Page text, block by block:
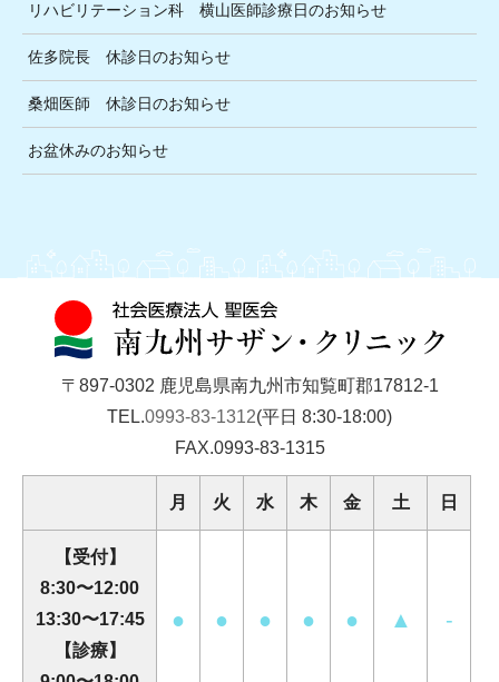
リハビリテーション科 横山医師診療日のお知らせ
佐多院長 休診日のお知らせ
桑畑医師 休診日のお知らせ
お盆休みのお知らせ
〒897-0302 鹿児島県南九州市知覧町郡17812-1
TEL.0993-83-1312(平日 8:30-18:00)
FAX.0993-83-1315
月 火 水 木 金 土 日
【受付】
8:30〜12:00
13:30〜17:45
【診療】
● ● ● ● ● ▲ -